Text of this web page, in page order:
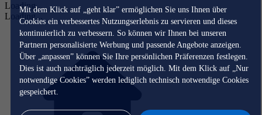
Mit dem Klick auf „geht klar” ermöglichen Sie uns Ihnen über
Cookies ein verbessertes Nutzungserlebnis zu servieren und dieses
kontinuierlich zu verbessern. So können wir Ihnen bei unseren
Partnern personalisierte Werbung und passende Angebote anzeigen.
Über „anpassen” können Sie Ihre persönlichen Präferenzen festlegen.
Dies ist auch nachträglich jederzeit möglich. Mit dem Klick auf „Nur
notwendige Cookies” werden lediglich technisch notwendige Cookies
gespeichert.
Loading...
Loading...